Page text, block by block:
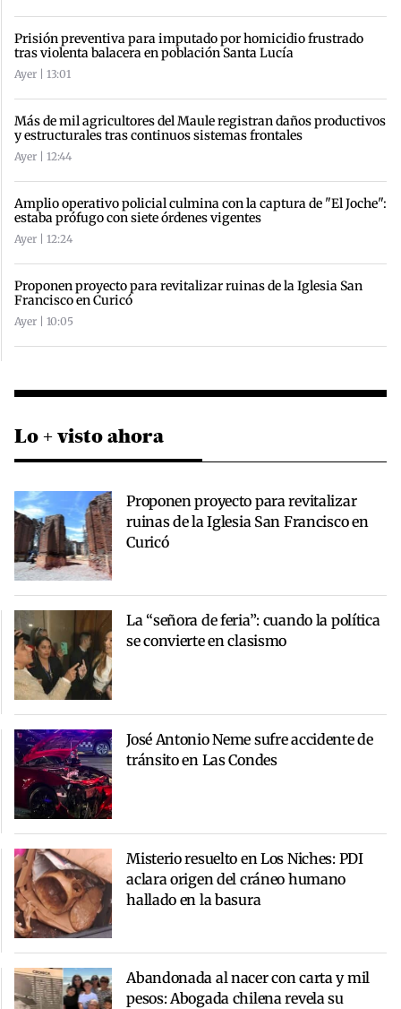
Prisión preventiva para imputado por homicidio frustrado
tras violenta balacera en población Santa Lucía
Ayer | 13:01
Más de mil agricultores del Maule registran daños productivos
y estructurales tras continuos sistemas frontales
Ayer | 12:44
Amplio operativo policial culmina con la captura de "El Joche":
estaba prófugo con siete órdenes vigentes
Ayer | 12:24
Proponen proyecto para revitalizar ruinas de la Iglesia San
Francisco en Curicó
Ayer | 10:05
Lo + visto ahora
Proponen proyecto para revitalizar
ruinas de la Iglesia San Francisco en
Curicó
La “señora de feria”: cuando la política
se convierte en clasismo
José Antonio Neme sufre accidente de
tránsito en Las Condes
Misterio resuelto en Los Niches: PDI
aclara origen del cráneo humano
hallado en la basura
Abandonada al nacer con carta y mil
pesos: Abogada chilena revela su